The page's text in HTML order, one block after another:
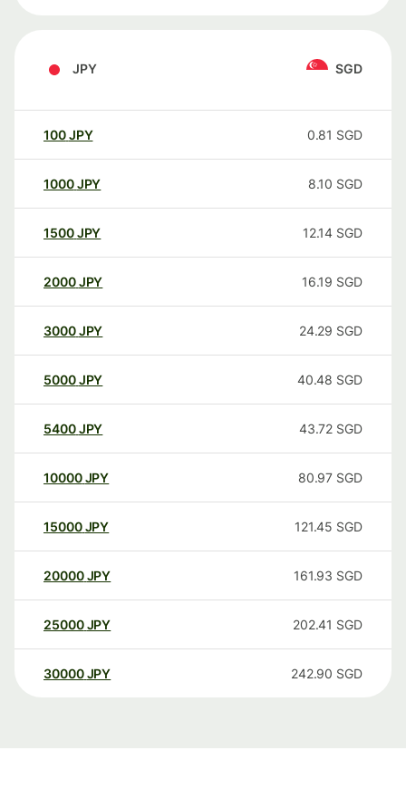
JPY SGD
100JPY 0.81 SGD
1000JPY 8.10 SGD
1500JPY 12.14 SGD
2000JPY 16.19 SGD
3000JPY 24.29 SGD
5000JPY 40.48 SGD
5400JPY 43.72 SGD
10000 JPY 80.97 SGD
15000 JPY 121.45 SGD
20000 JPY 161.93 SGD
25000 JPY 202.41 SGD
30000 JPY 242.90 SGD